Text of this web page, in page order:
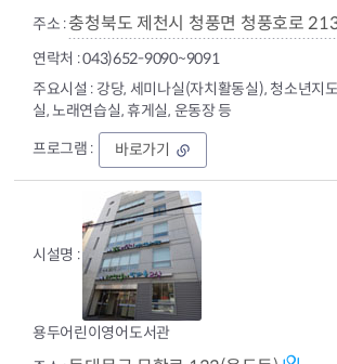
충청북도 제천시 청풍면 청풍호로
043)652-9090~9091
강당, 세미나실(자치활동실), 청소년지
실, 노래연습실, 휴게실, 운동장 등
동
대
문
구
휴
양
시
설
(
청
풍
바로가기
용두어린이영어도서관